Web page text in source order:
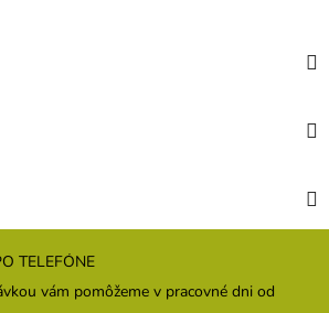
TELEFÓNE
vám pomôžeme v pracovné dni od